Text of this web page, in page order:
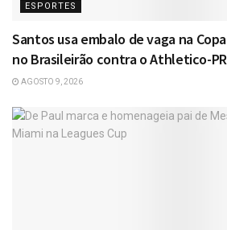
ESPORTES
Santos usa embalo de vaga na
no Brasileirão contra o Athletico-PR
AGOSTO 9, 2026